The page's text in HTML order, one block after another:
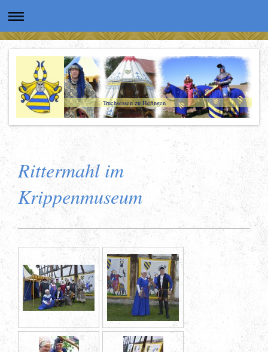
Truchsessen zu Hefingen
Rittermahl im
Krippenmuseum